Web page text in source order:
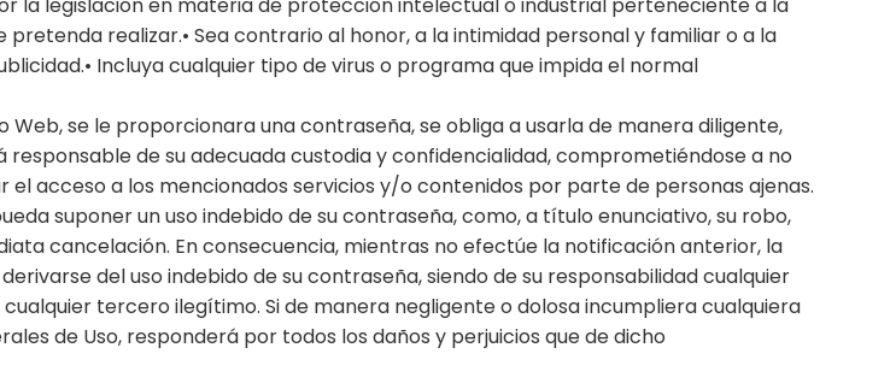
la legislación en materia de protección intelectual o industrial perteneciente a la
realizar.• Sea contrario al honor, a la intimidad personal y familiar o a la
Incluya cualquier tipo de virus o programa que impida el normal
se le proporcionara una contraseña, se obliga a usarla de manera diligente,
de su adecuada custodia y confidencialidad, comprometiéndose a no
acceso a los mencionados servicios y/o contenidos por parte de personas ajenas.
suponer un uso indebido de su contraseña, como, a título enunciativo, su robo,
cancelación. En consecuencia, mientras no efectúe la notificación anterior, la
del uso indebido de su contraseña, siendo de su responsabilidad cualquier
tercero ilegítimo. Si de manera negligente o dolosa incumpliera cualquiera
de Uso, responderá por todos los daños y perjuicios que de dicho